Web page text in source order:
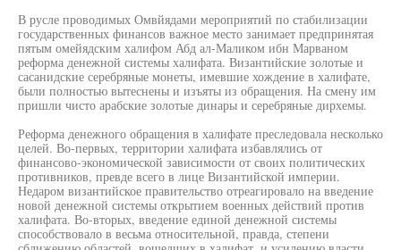
В русле проводимых Омвйядами мероприятий по стабилизации
государственных финансов важное место занимает предпринятая
пятым омейядским халифом Абд ал-Маликом ибн Марваном
реформа денежной системы халифата. Византийские золотые и
сасанидские серебряные монеты, имевшие хождение в халифате,
были полностью вытеснены и изъяты из обращения. На смену им
пришли чисто арабские золотые динары и серебряные дирхемы.
Реформа денежного обращения в халифате преследовала несколько
целей. Во-первых, территории халифата избавлялись от
финансово-экономической зависимости от своих политических
противников, превде всего в лице Византийской империи.
Недаром византийское правительство отреагировало на введение
новой денежной системы открытием военных действий против
халифата. Во-вторых, введение единой денежной системы
способствовало в весьма относительной, правда, степени